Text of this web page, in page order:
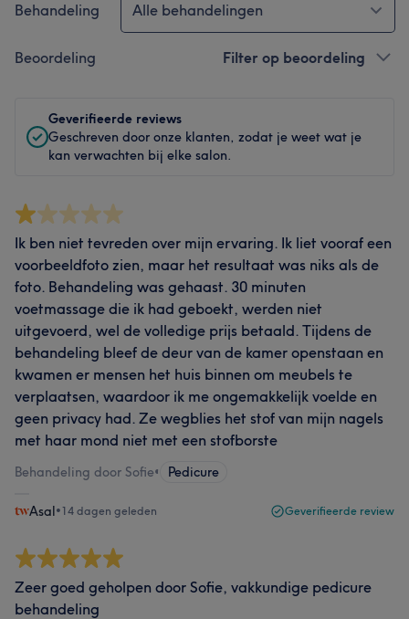
Behandeling Alle behandelingen
Beoordeling Filter op beoordeling
Geverifieerde reviews
Geschreven door onze klanten, zodat je weet wat je
kan verwachten bij elke salon.
Ik ben niet tevreden over mijn ervaring. Ik liet vooraf een
voorbeeldfoto zien, maar het resultaat was niks als de
foto. Behandeling was gehaast. 30 minuten
voetmassage die ik had geboekt, werden niet
uitgevoerd, wel de volledige prijs betaald. Tijdens de
behandeling bleef de deur van de kamer openstaan en
kwamen er mensen het huis binnen om meubels te
verplaatsen, waardoor ik me ongemakkelijk voelde en
geen privacy had. Ze wegblies het stof van mijn nagels
met haar mond niet met een stofborste
Behandeling door Sofie• Pedicure
Asal•14 dagen geleden Geverifieerde review
Zeer goed geholpen door Sofie, vakkundige pedicure
behandeling